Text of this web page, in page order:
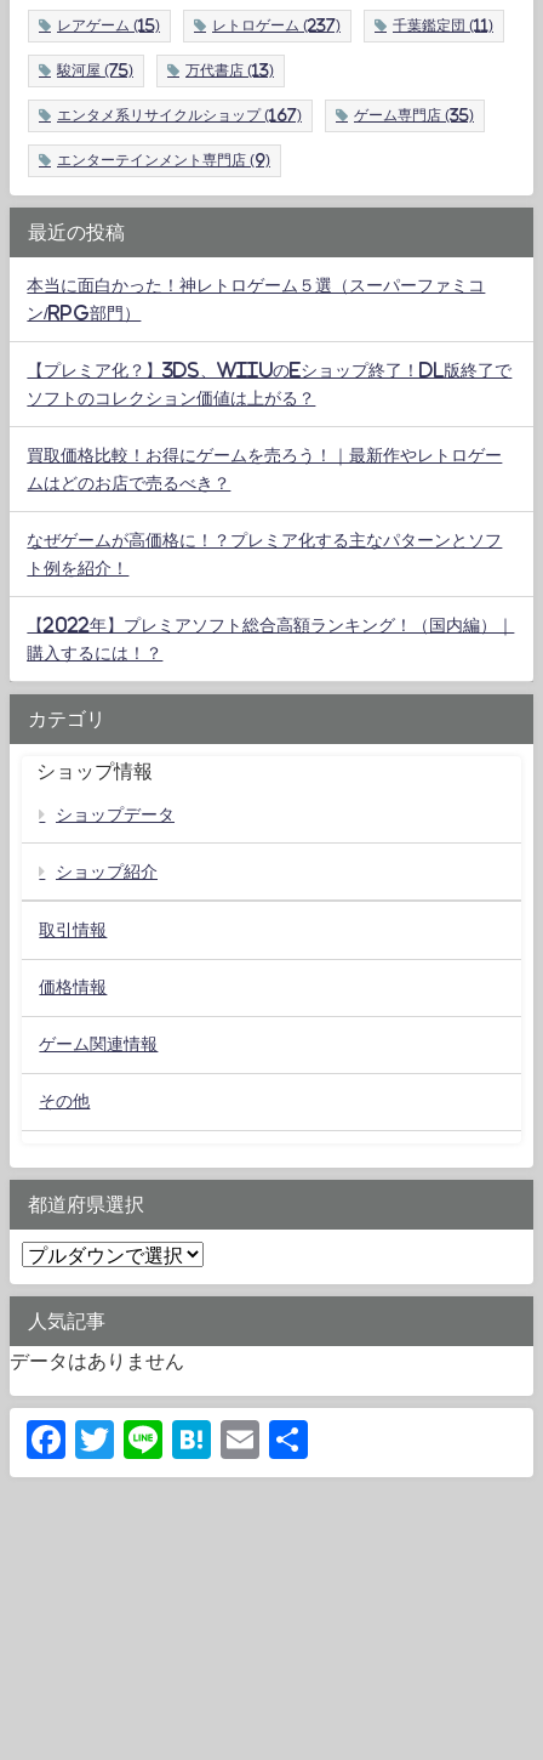
レアゲーム (15) レトロゲーム (237) 千葉鑑定団 (11)
駿河屋 (75) 万代書店 (13)
エンタメ系リサイクルショップ (167) ゲーム専門店 (35)
エンターテインメント専門店 (9)
最近の投稿
本当に面白かった！神レトロゲーム５選（スーパーファミコ
ン/RPG部門）
【プレミア化？】3DS、WiiUのeショップ終了！DL版終了で
ソフトのコレクション価値は上がる？
買取価格比較！お得にゲームを売ろう！｜最新作やレトロゲー
ムはどのお店で売るべき？
なぜゲームが高価格に！？プレミア化する主なパターンとソフ
ト例を紹介！
【2022年】プレミアソフト総合高額ランキング！（国内編）｜
購入するには！？
カテゴリ
ショップ情報
ショップデータ
ショップ紹介
取引情報
価格情報
ゲーム関連情報
その他
都道府県選択
人気記事
データはありません
Facebook
Twitter
LineHatena
Email
有